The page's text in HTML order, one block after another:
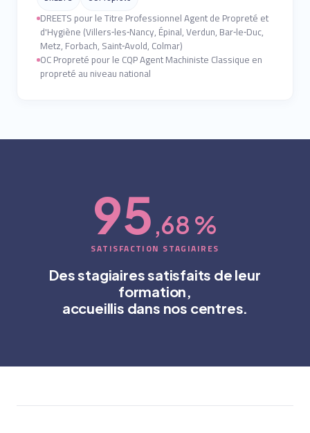
DREETS pour le Titre Professionnel Agent de Propreté et
d'Hygiène (Villers‑les‑Nancy, Épinal, Verdun, Bar‑le‑Duc,
Metz, Forbach, Saint‑Avold, Colmar)
OC Propreté pour le CQP Agent Machiniste Classique en
propreté au niveau national
95,68 %
SATISFACTION STAGIAIRES
Des stagiaires satisfaits de leur
formation,
accueillis dans nos centres.